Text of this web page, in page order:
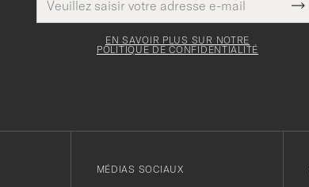
de
courrier
électronique
champ
EN SAVOIR PLUS SUR NOTRE
POLITIQUE DE CONFIDENTIALITÉ
MÉDIAS SOCIAUX